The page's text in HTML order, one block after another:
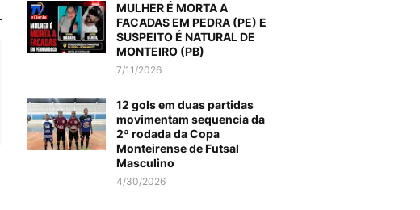
MULHER É MORTA A
FACADAS EM PEDRA (PE) E
SUSPEITO É NATURAL DE
MONTEIRO (PB)
7/11/2026
12 gols em duas partidas
movimentam sequencia da
2ª rodada da Copa
Monteirense de Futsal
Masculino
4/30/2026